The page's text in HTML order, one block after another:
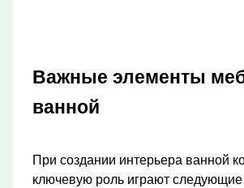
Важные элементы
ванной
При создании интерьера ванной
ключевую роль играют